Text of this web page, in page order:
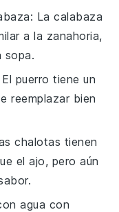
: La calabaza
a la zanahoria,
sopa.
El puerro tiene un
reemplazar bien
chalotas tienen
el ajo, pero aún
agua con